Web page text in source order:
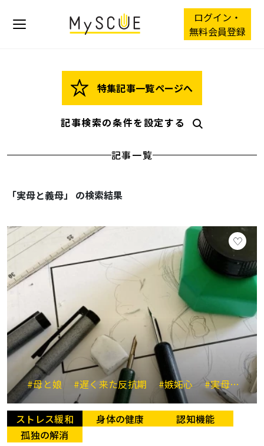
ログイン・
無料会員登録
特集記事一覧ページへ
記事検索の条件を設定する
記事一覧
「実母と義母」 の検索結果
#母と娘 #遅く来た反抗期 #嫉妬心 #実母と義母
ストレス緩和 身体の健康
認知機能
孤独の解消